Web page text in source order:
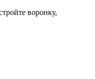
воронку,